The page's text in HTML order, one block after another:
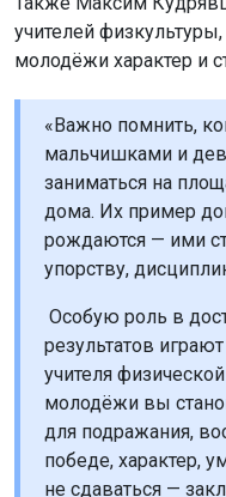
дома. Их пример
рождаются — ими
упорству,
Особую роль в
результатов
учителя
молодёжи вы
для подражания,
победе, характер,
делает их
нашей великой
В этот
здоровья,
рекордов и
спорт станет